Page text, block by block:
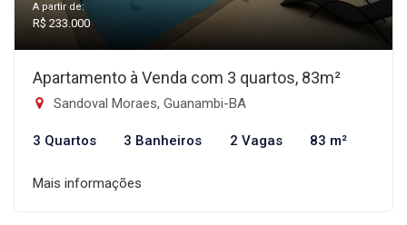
A partir de:
R$ 233.000
Apartamento à Venda com 3 quartos, 83m²
Sandoval Moraes, Guanambi-BA
3 Quartos 3 Banheiros 2 Vagas 83 m²
Mais informações